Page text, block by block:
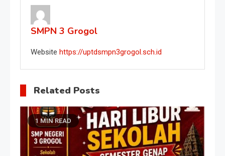
SMPN 3 Grogol
Website https://uptdsmpn3grogol.sch.id
Related Posts
1 MIN READ